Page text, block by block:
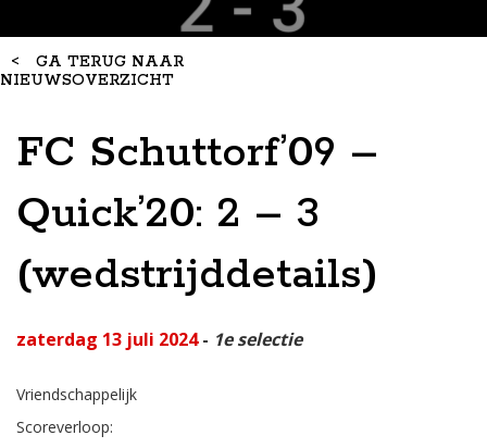
< GA TERUG NAAR
NIEUWSOVERZICHT
FC Schuttorf’09 –
Quick’20: 2 – 3
(wedstrijddetails)
zaterdag 13 juli 2024- 1e selectie
Vriendschappelijk
Scoreverloop: